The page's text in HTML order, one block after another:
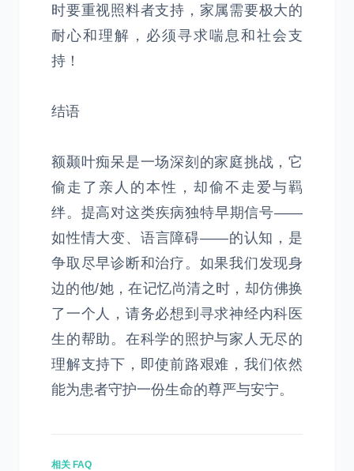
时要重视照料者支持，家属需要极大的
耐心和理解，必须寻求喘息和社会支
持！
结语
额颞叶痴呆是一场深刻的家庭挑战，它
偷走了亲人的本性，却偷不走爱与羁
绊。提高对这类疾病独特早期信号——
如性情大变、语言障碍——的认知，是
争取尽早诊断和治疗。如果我们发现身
边的他/她，在记忆尚清之时，却仿佛换
了一个人，请务必想到寻求神经内科医
生的帮助。在科学的照护与家人无尽的
理解支持下，即使前路艰难，我们依然
能为患者守护一份生命的尊严与安宁。
相关 FAQ